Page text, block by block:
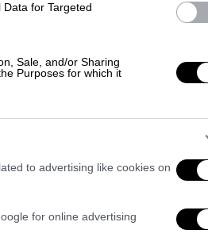
for Targeted
Sale, and/or Sharing
Purposes for which it
to advertising like cookies on
for online advertising
21:41
Ασφαλείας
- Τι
νέου